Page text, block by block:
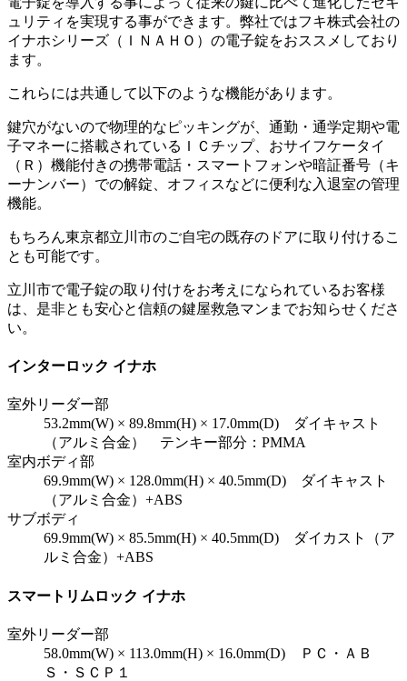
ュリティを実現する事ができます。弊社ではフキ株式会社の
イナホシリーズ（ＩＮＡＨＯ）の電子錠をおススメしており
ます。
これらには共通して以下のような機能があります。
鍵穴がないので物理的なピッキングが、通勤・通学定期や電
子マネーに搭載されているＩＣチップ、おサイフケータイ
（Ｒ）機能付きの携帯電話・スマートフォンや暗証番号（キ
ーナンバー）での解錠、オフィスなどに便利な入退室の管理
機能。
もちろん東京都立川市のご自宅の既存のドアに取り付けるこ
とも可能です。
立川市で電子錠の取り付けをお考えになられているお客様
は、是非とも安心と信頼の鍵屋救急マンまでお知らせくださ
い。
インターロック イナホ
室外リーダー部
53.2mm(W) × 89.8mm(H) × 17.0mm(D) ダイキャスト
（アルミ合金） テンキー部分：PMMA
室内ボディ部
69.9mm(W) × 128.0mm(H) × 40.5mm(D) ダイキャスト
（アルミ合金）+ABS
サブボディ
69.9mm(W) × 85.5mm(H) × 40.5mm(D) ダイカスト（ア
ルミ合金）+ABS
スマートリムロック イナホ
室外リーダー部
58.0mm(W) × 113.0mm(H) × 16.0mm(D) ＰＣ・ＡＢ
Ｓ・ＳＣＰ１